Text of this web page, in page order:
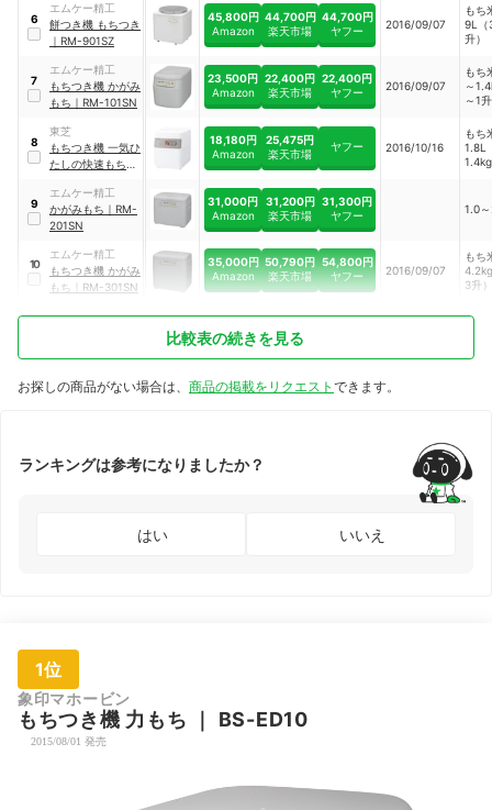
05MN
6
エムケー精工
餅つき機 もちつき
｜ RM-901SZ
45,800円
Amazon
44,700円
楽天市場
44,700円
ヤフー
2016/09/07
もち
9L（
升）
7
エムケー精工
もちつき機 かがみ
もち ｜ RM-101SN
23,500円
Amazon
22,400円
楽天市場
22,400円
ヤフー
2016/09/07
もち
～
～1
8
東芝
もちつき機 一気ひ
たしの快速もちっ
18,180円
Amazon
25,475円
楽天市場
ヤフー 2016/10/16
もち
1.8L
9
エムケー精工
かがみもち ｜ RM-
201SN
31,000円
Amazon
31,200円
楽天市場
31,300円
ヤフー
1.0
10
エムケー精工
もちつき機 かがみ
もち
RM-301SN
35,000円
Amazon
50,790円
楽天市場
54,800円
ヤフー
2016/09/07
もち
3升）
比較表の続きを見る
お探しの商品がない場合は、 商品の掲載をリクエスト できます。
ランキングは参考になりましたか？
はい いいえ
1位
象印マホービン
もちつき機 力もち BS-ED10
2015/08/01 発売